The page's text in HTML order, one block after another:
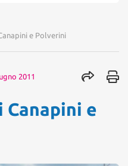
e Polverini
2011
Canapini e